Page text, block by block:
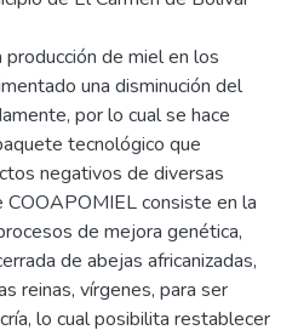
de miel en los
una disminución del
por lo cual se hace
tecnológico que
negativos de diversas
COOAPOMIEL consiste en la
de mejora genética,
de abejas africanizadas,
reinas, vírgenes, para ser
lo cual posibilita restablecer